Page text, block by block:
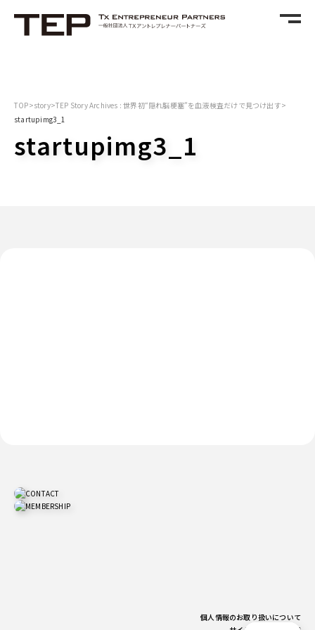
TOP>story>TEP Story Archives : 世界初“隠れ脳梗塞”を血液検査だけで見つけ出す>
startupimg3_1
startupimg3_1
個人情報のお取り扱いについて